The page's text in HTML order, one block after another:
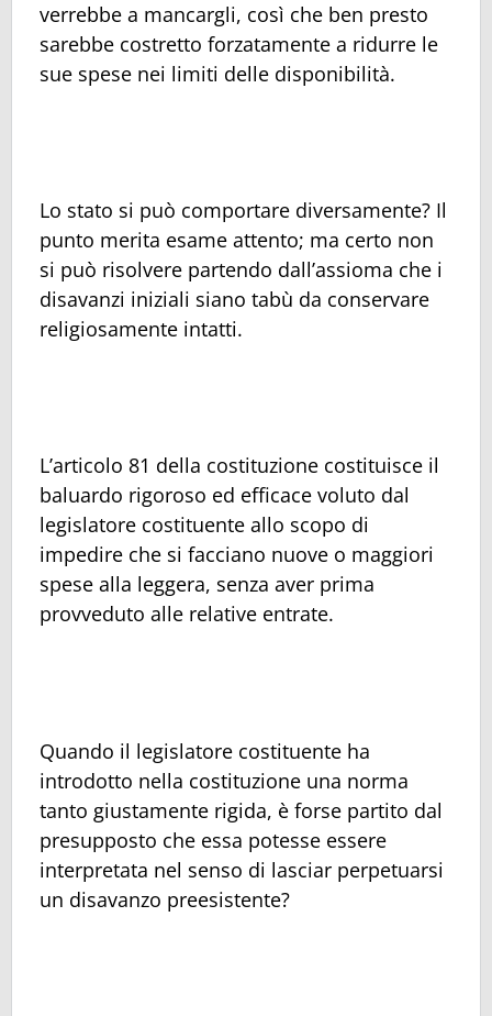
verrebbe a mancargli, così che ben presto
sarebbe costretto forzatamente a ridurre le
sue spese nei limiti delle disponibilità.
Lo stato si può comportare diversamente? Il
punto merita esame attento; ma certo non
si può risolvere partendo dall’assioma che i
disavanzi iniziali siano tabù da conservare
religiosamente intatti.
L’articolo 81 della costituzione costituisce il
baluardo rigoroso ed efficace voluto dal
legislatore costituente allo scopo di
impedire che si facciano nuove o maggiori
spese alla leggera, senza aver prima
provveduto alle relative entrate.
Quando il legislatore costituente ha
introdotto nella costituzione una norma
tanto giustamente rigida, è forse partito dal
presupposto che essa potesse essere
interpretata nel senso di lasciar perpetuarsi
un disavanzo preesistente?